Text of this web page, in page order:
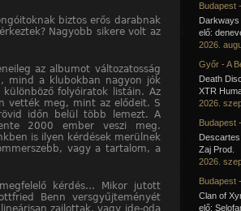
biztos erős darabnak
Nagyobb sikere volt az
az albumot változatosság
mind a klubokban nagyon jók
folyóiratok listáin. Az
vették meg, mint az elődeit. S
időn belül több lemezt. A
2000 ember veszi meg.
is ilyen kérdések merülnek
vagy a tartalom, a
kérdés… Mikor jutott
Benn versgyűjteményét
zajlottak, vagy ide-oda
Budapest
Darkways
elő:
2026.
Győr - A
Death
XTR
2026.
Budapest
Zaj Prod.
2026.
Budapest
Clan of
elő: